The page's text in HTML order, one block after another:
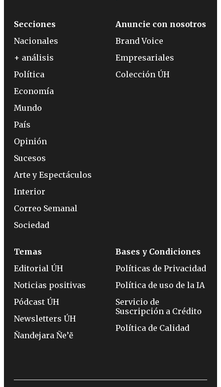
Secciones
Nacionales
+ análisis
Política
Economía
Mundo
País
Opinión
Sucesos
Arte y Espectáculos
Interior
Correo Semanal
Sociedad
Anuncie con nosotros
Brand Voice
Empresariales
Colección ÚH
Temas
Editorial ÚH
Noticias positivas
Pódcast ÚH
Newsletters ÚH
Ñandejara Ñe’ẽ
Bases y Condiciones
Políticas de Privacidad
Política de uso de la IA
Servicio de
Suscripción a Crédito
Política de Calidad